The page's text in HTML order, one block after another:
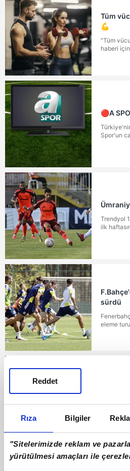
Rıza Bilgiler
"Sitelerimizde reklam ve
yürütülmesi amaçları ile
Reddet
Tüm
💪
"Tüm
haberi
🔴A
Spor'un
Trendyol
ilk
sürdü
eleme
Santrfor
ile
golcüyü
kiralamak